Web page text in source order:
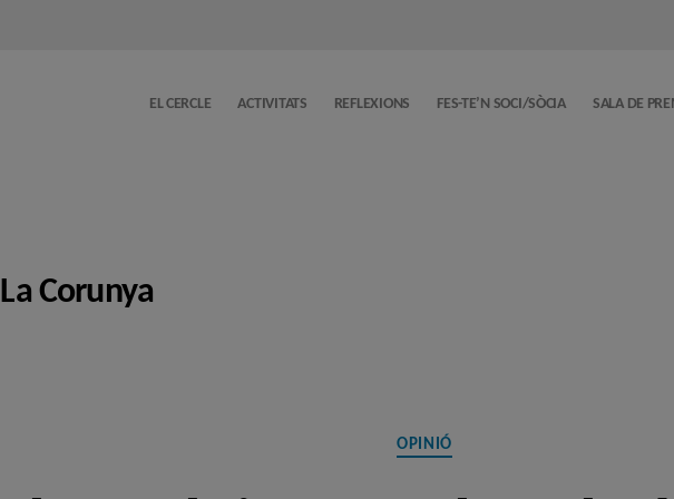
EL CERCLE ACTIVITATS REFLEXIONS FES-TE’N SOCI/SÒCIA SALA DE
La Corunya
Categories
OPINIÓ